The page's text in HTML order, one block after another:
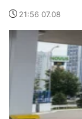
21:56 07.08